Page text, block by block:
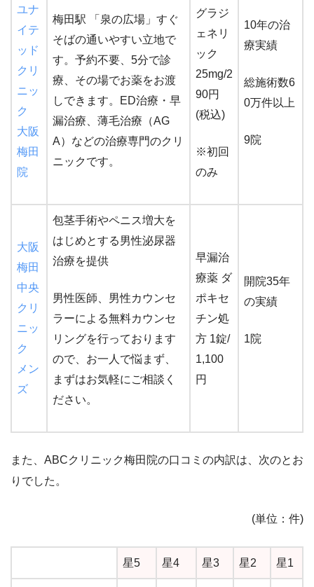
ユナ
イテ
ッド
クリ
ニッ
ク
大阪
梅田
院
梅田駅 「泉の広場」すぐ
そばの通いやすい立地で
す。予約不要、5分で診
療、その場でお薬をお渡
しできます。ED治療・早
漏治療、薄毛治療（AG
A）などの治療専門のクリ
ニックです。
グラジ
ェネリ
ック
25mg/2
90円
(税込)
※初回
のみ
10年の治
療実績
総施術数6
0万件以上
9院
大阪
梅田
中央
クリ
ニッ
ク
メン
ズ
包茎手術やペニス増大を
はじめとする男性泌尿器
治療を提供
男性医師、男性カウンセ
ラーによる無料カウンセ
リングを行っております
ので、お一人で悩まず、
まずはお気軽にご相談く
ださい。
早漏治
療薬 ダ
ポキセ
チン処
方 1錠/
1,100
円
開院35年
の実績
1院
また、ABCクリニック梅田院の口コミの内訳は、次のとお
りでした。
(単位：件)
星5 星4 星3 星2 星1